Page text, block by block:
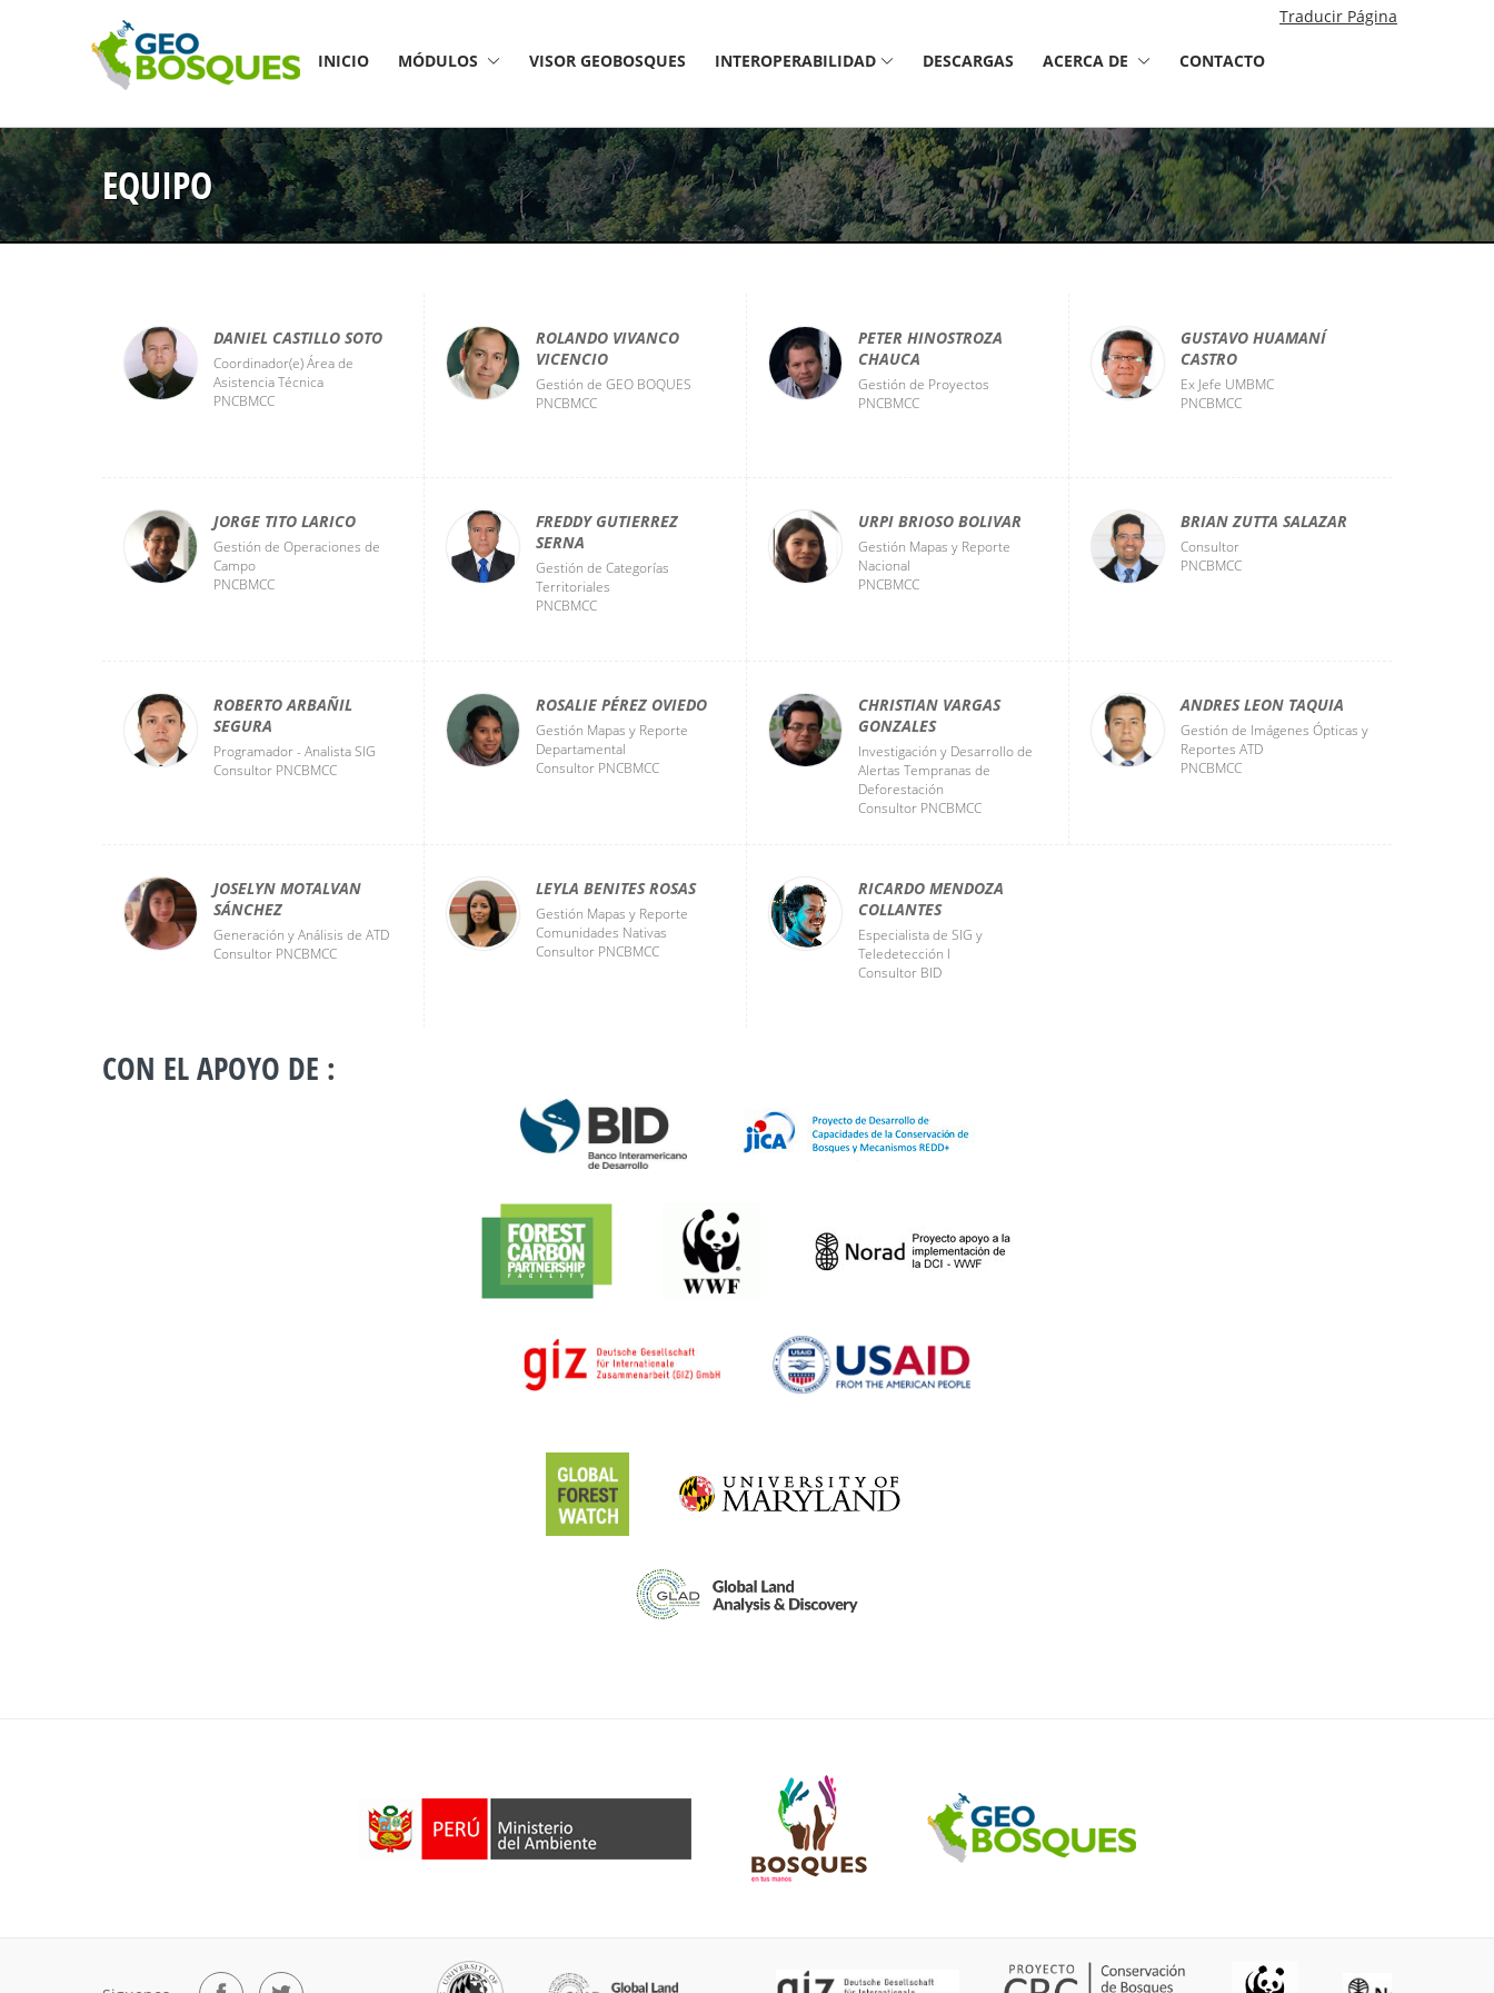
Traducir Página
INICIO MÓDULOS VISOR GEOBOSQUES INTEROPERABILIDAD DESCARGAS ACERCA DE CONTACTO
EQUIPO
DANIEL CASTILLO SOTO
Coordinador(e) Área de
Asistencia Técnica
PNCBMCC
ROLANDO VIVANCO
VICENCIO
Gestión de GEO BOQUES
PNCBMCC
PETER HINOSTROZA
CHAUCA
Gestión de Proyectos
PNCBMCC
GUSTAVO HUAMANÍ
CASTRO
Ex Jefe UMBMC
PNCBMCC
JORGE TITO LARICO
Gestión de Operaciones de
Campo
PNCBMCC
FREDDY GUTIERREZ
SERNA
Gestión de Categorías
Territoriales
PNCBMCC
URPI BRIOSO BOLIVAR
Gestión Mapas y Reporte
Nacional
PNCBMCC
BRIAN ZUTTA SALAZAR
Consultor
PNCBMCC
ROBERTO ARBAÑIL
SEGURA
Programador - Analista SIG
Consultor PNCBMCC
ROSALIE PÉREZ OVIEDO
Gestión Mapas y Reporte
Departamental
Consultor PNCBMCC
CHRISTIAN VARGAS
GONZALES
Investigación y Desarrollo de
Alertas Tempranas de
Deforestación
Consultor PNCBMCC
ANDRES LEON TAQUIA
Gestión de Imágenes Ópticas y
Reportes ATD
PNCBMCC
JOSELYN MOTALVAN
SÁNCHEZ
Generación y Análisis de ATD
Consultor PNCBMCC
LEYLA BENITES ROSAS
Gestión Mapas y Reporte
Comunidades Nativas
Consultor PNCBMCC
RICARDO MENDOZA
COLLANTES
Especialista de SIG y
Teledetección I
Consultor BID
CON EL APOYO DE :